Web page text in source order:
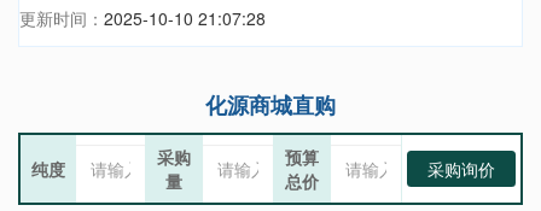
更新时间： 2025-10-10 21:07:28
化源商城直购
纯度
采购
量
预算
总价
采购询价